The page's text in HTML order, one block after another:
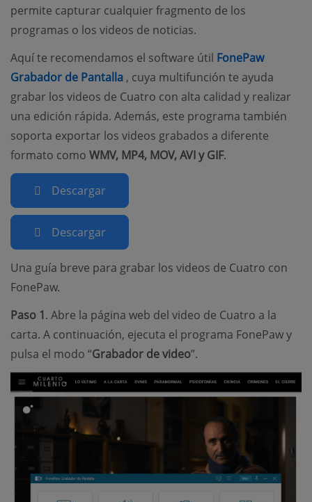
permite capturar cualquier fragmento de los
programas o los videos de noticias.
Aquí te recomendamos el software útil FonePaw
Grabador de Pantalla (opens new window)
, cuya multifunción te ayuda
grabar los videos de Cuatro con alta calidad y realizar
una edición rápida. Además, este programa también
soporta exportar los videos grabados a diferente
formato como WMV, MP4, MOV, AVI y GIF.
Descargar
Descargar
Una guía breve para grabar los videos de Cuatro con
FonePaw.
Paso 1. Abre la página web del video de Cuatro a la
carta. A continuación, ejecuta el programa FonePaw y
pulsa el modo “Grabador de video”.